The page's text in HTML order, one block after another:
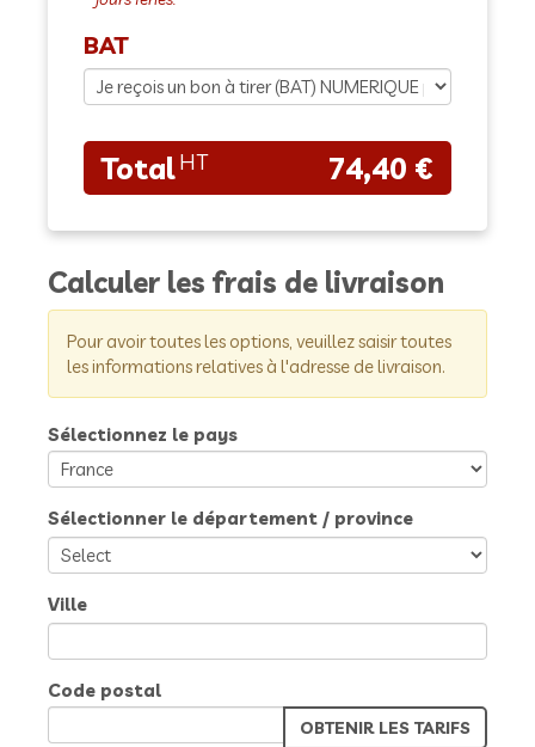
BAT
74,40 €
Calculer les frais de livraison
Pour avoir toutes les options, veuillez saisir toutes
les informations relatives à l'adresse de livraison.
Sélectionnez le pays
Sélectionner le département / province
Ville
Code postal